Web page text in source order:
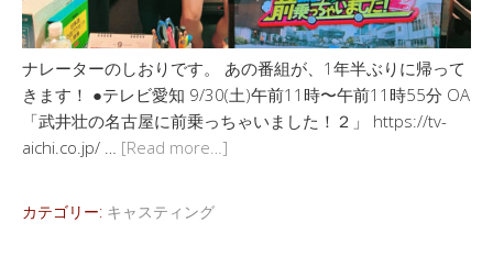
ナレーターのしおりです。 あの番組が、1年半ぶりに帰って
きます！ ●テレビ愛知 9/30(土)午前11時〜午前11時55分 OA
「武井壮の名古屋に前乗っちゃいました！２」 https://tv-
aichi.co.jp/ … [Read more…]
カテゴリー: キャスティング